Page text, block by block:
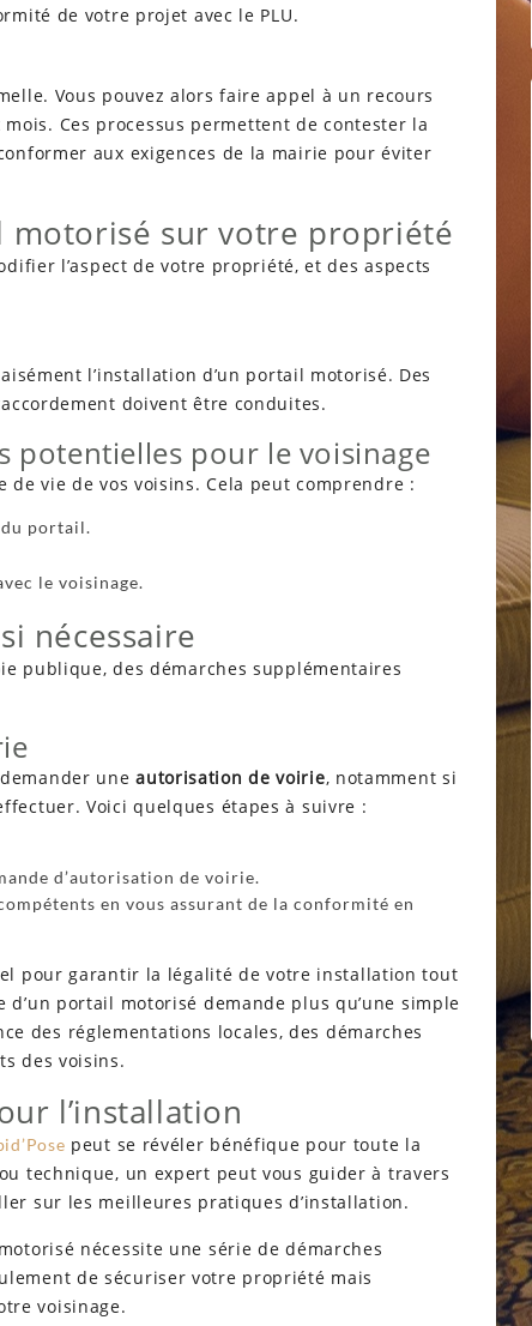
de votre projet avec le PLU.
Vous pouvez alors faire appel à un recours
Ces processus permettent de contester la
aux exigences de la mairie pour éviter
motorisé sur votre propriété
l’aspect de votre propriété, et des aspects
l’installation d’un portail motorisé. Des
doivent être conduites.
potentielles pour le voisinage
vie de vos voisins. Cela peut comprendre :
portail.
le voisinage.
nécessaire
publique, des démarches supplémentaires
uneautorisation de voirie, notamment si
Voici quelques étapes à suivre :
d’autorisation de voirie.
en vous assurant de la conformité en
pour garantir la légalité de votre installation tout
portail motorisé demande plus qu’une simple
des réglementations locales, des démarches
des voisins.
l’installation
peut se révéler bénéfique pour toute la
technique, un expert peut vous guider à travers
sur les meilleures pratiques d’installation.
nécessite une série de démarches
de sécuriser votre propriété mais
voisinage.